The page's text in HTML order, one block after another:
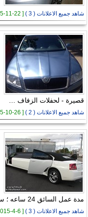
شاهد جميع الاعلانات ( 3 ) [ 22-11-2015 ]
قصيرة - لحفلات الزفاف …
شاهد جميع الاعلانات ( 2 ) [ 26-10-2015 ]
مدة عمل السائق 24 ساعه ؛ سائقين …
شاهد جميع الاعلانات ( 3 ) [ 6-4-2015 ]